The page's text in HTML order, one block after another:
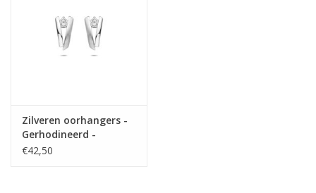
Zilveren oorhangers -
Gerhodineerd -
Mat/glanzend -
€42,50